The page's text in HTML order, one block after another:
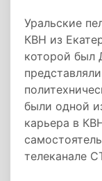
Уральские
КВН из
которой был
были одной
карьера в
телеканале